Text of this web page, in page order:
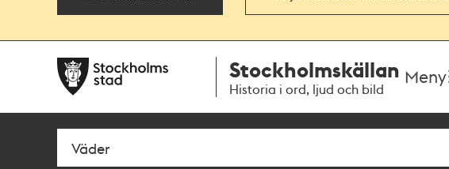
navigationen
huvudinnehållet
Stockholmskällan
Historia i ord, ljud och bild
Meny
Sök